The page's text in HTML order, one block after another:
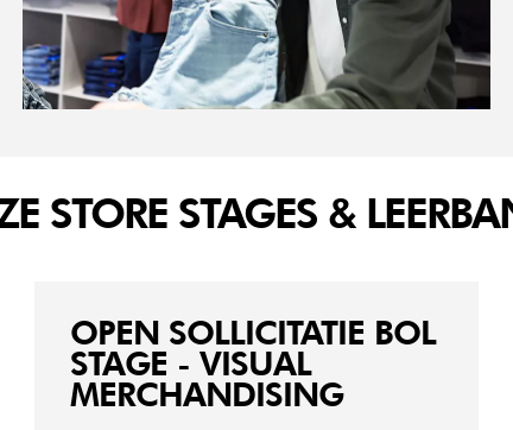
STORE STAGES &
OPEN SOLLICITATIE BOL
STAGE - VISUAL
MERCHANDISING